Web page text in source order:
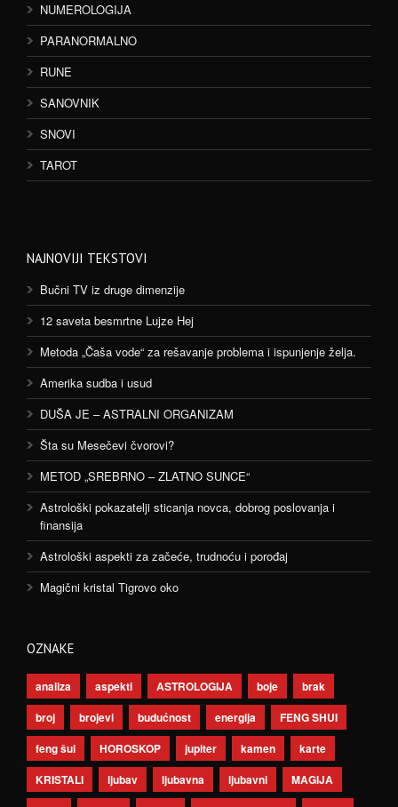
NUMEROLOGIJA
PARANORMALNO
RUNE
SANOVNIK
SNOVI
TAROT
NAJNOVIJI TEKSTOVI
Bučni TV iz druge dimenzije
12 saveta besmrtne Lujze Hej
Metoda „Čaša vode“ za rešavanje problema i ispunjenje želja.
Amerika sudba i usud
DUŠA JE – ASTRALNI ORGANIZAM
Šta su Mesečevi čvorovi?
METOD „SREBRNO – ZLATNO SUNCE“
Astrološki pokazatelji sticanja novca, dobrog poslovanja i
finansija
Astrološki aspekti za začeće, trudnoću i porođaj
Magični kristal Tigrovo oko
OZNAKE
analiza aspekti ASTROLOGIJA boje
brak
broj
brojevi budućnost energija
FENG SHUI
feng šui
HOROSKOP jupiter kamen
karte
KRISTALI
ljubav ljubavna ljubavni
MAGIJA